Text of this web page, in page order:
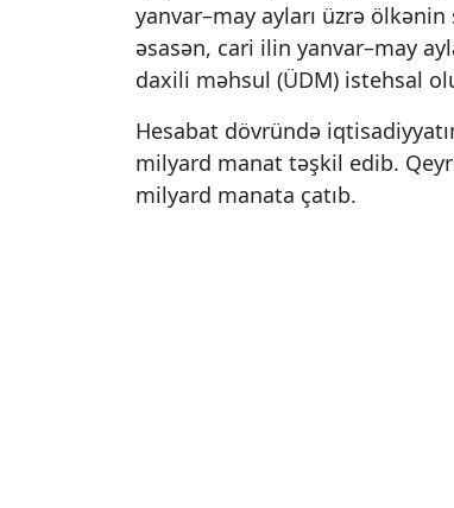
yanvar–may ayları üzrə
əsasən, cari ilin yanvar–may
daxili məhsul (ÜDM) istehsal
Hesabat dövründə
milyard manat təşkil edib.
milyard manata çatıb.